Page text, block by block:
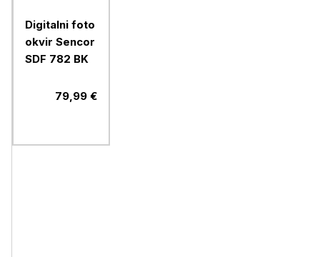
Digitalni foto
okvir Sencor
SDF 782 BK
79,99 €